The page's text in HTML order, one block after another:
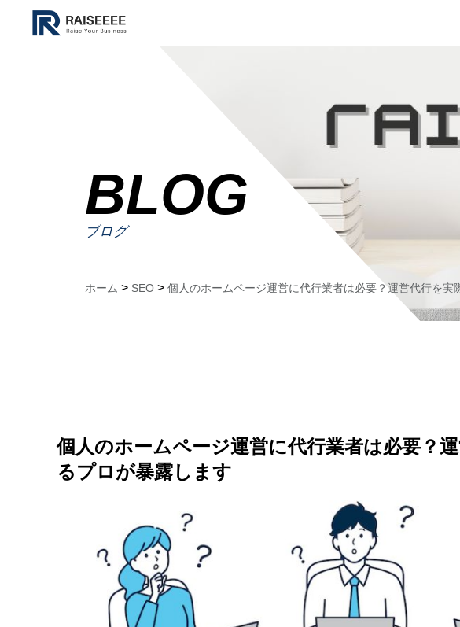
BLOG
ブログ
ホーム > SEO> 個人のホームページ運営に代行業者は必要？運営代行を実
個人のホームページ運営に代行業者は必要？
るプロが暴露します